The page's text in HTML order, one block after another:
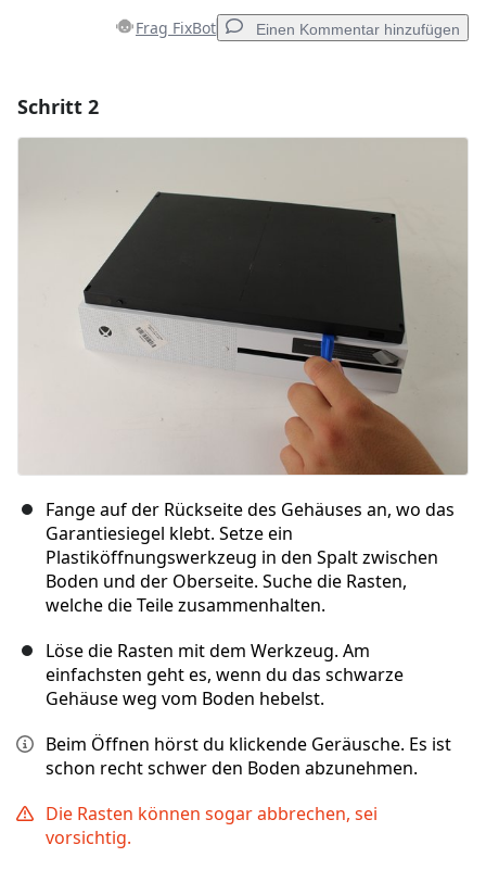
Frag FixBot Einen Kommentar hinzufügen
Kommentieren
Schritt 2
Fange auf der Rückseite des Gehäuses an, wo das
Garantiesiegel klebt. Setze ein
Plastiköffnungswerkzeug in den Spalt zwischen
Boden und der Oberseite. Suche die Rasten,
welche die Teile zusammenhalten.
Löse die Rasten mit dem Werkzeug. Am
einfachsten geht es, wenn du das schwarze
Gehäuse weg vom Boden hebelst.
Beim Öffnen hörst du klickende Geräusche. Es ist
schon recht schwer den Boden abzunehmen.
Die Rasten können sogar abbrechen, sei
vorsichtig.